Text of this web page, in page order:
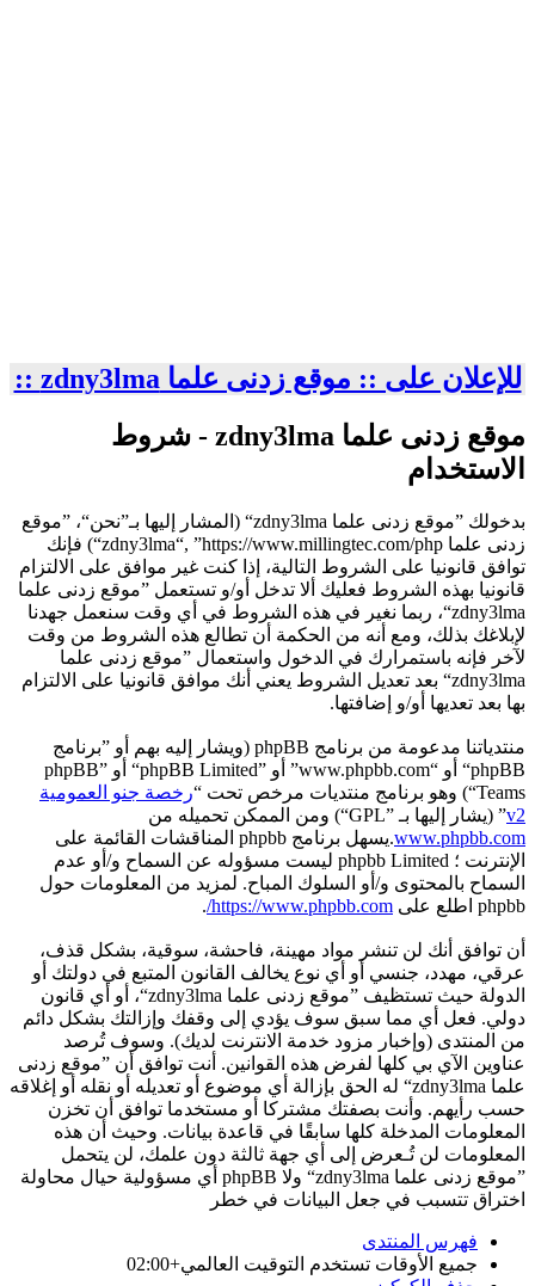
للإعلان على :: موقع زدنى علما zdny3lma ::
موقع زدنى علما zdny3lma - شروط
الاستخدام
بدخولك ”موقع زدنى علما zdny3lma“ (المشار إليها بـ”نحن“، ”موقع
زدنى علما zdny3lma“, ”https://www.millingtec.com/php“) فإنك
توافق قانونيا على الشروط التالية، إذا كنت غير موافق على الالتزام
قانونيا بهذه الشروط فعليك ألا تدخل أو/و تستعمل ”موقع زدنى علما
zdny3lma“، ربما نغير في هذه الشروط في أي وقت سنعمل جهدنا
لإبلاغك بذلك، ومع أنه من الحكمة أن تطالع هذه الشروط من وقت
لآخر فإنه باستمرارك في الدخول واستعمال ”موقع زدنى علما
zdny3lma“ بعد تعديل الشروط يعني أنك موافق قانونيا على الالتزام
بها بعد تعديها أو/و إضافتها.
منتدياتنا مدعومة من برنامج phpBB (ويشار إليه بهم أو ”برنامج
phpBB“ أو “www.phpbb.com” أو ”phpBB Limited“ أو ”phpBB
Teams“) وهو برنامج منتديات مرخص تحت “
رخصة جنو العمومية
v2” (يشار إليها بـ ”GPL“) ومن الممكن تحميله من
www.phpbb.com
.يسهل برنامج phpbb المناقشات القائمة على
الإنترنت ؛ phpbb Limited ليست مسؤوله عن السماح و/أو عدم
السماح بالمحتوى و/أو السلوك المباح. لمزيد من المعلومات حول
phpbb اطلع على
https://www.phpbb.com/
.
أن توافق أنك لن تنشر مواد مهينة، فاحشة، سوقية، بشكل قذف،
عرقي، مهدد، جنسي أو أي نوع يخالف القانون المتبع في دولتك أو
الدولة حيث تستظيف ”موقع زدنى علما zdny3lma“، أو أي قانون
دولي. فعل أي مما سبق سوف يؤدي إلى وقفك وإزالتك بشكل دائم
من المنتدى (وإخبار مزود خدمة الانترنت لديك). وسوف تُرصد
عناوين الآي بي كلها لفرض هذه القوانين. أنت توافق أن ”موقع زدنى
علما zdny3lma“ له الحق بإزالة أي موضوع أو تعديله أو نقله أو إغلاقه
حسب رأيهم. وأنت بصفتك مشتركا أو مستخدما توافق أن تخزن
المعلومات المدخلة كلها سابقًا في قاعدة بيانات. وحيث أن هذه
المعلومات لن تُـعرض إلى أي جهة ثالثة دون علمك، لن يتحمل
”موقع زدنى علما zdny3lma“ ولا phpBB أي مسؤولية حيال محاولة
اختراق تتسبب في جعل البيانات في خطر
فهرس المنتدى
جميع الأوقات تستخدم التوقيت العالمي+02:00